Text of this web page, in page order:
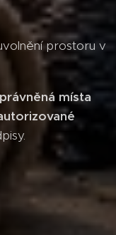
prostoru v
místa